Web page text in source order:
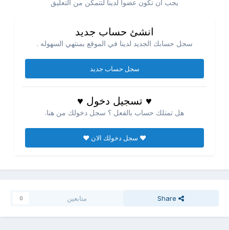
يجب ان تكون عضوا لدينا لتتمكن من التعليق
انشئ حساب جديد
سجل حسابك الجديد لدينا في الموقع بمنتهي السهوله .
سجل حساب جديد
♥ تسجيل دخول ♥
هل تمتلك حساب بالفعل ؟ سجل دخولك من هنا.
♥ سجل دخولك الان ♥
Share متابعين 0